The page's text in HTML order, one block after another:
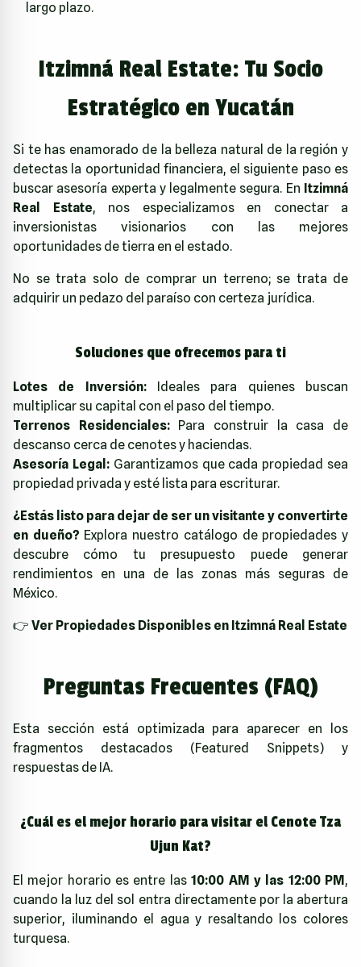
largo plazo.
Itzimná Real Estate: Tu Socio
Estratégico en Yucatán
Si te has enamorado de la belleza natural de la región y
detectas la oportunidad financiera, el siguiente paso es
buscar asesoría experta y legalmente segura. En Itzimná
Real Estate, nos especializamos en conectar a
inversionistas visionarios con las mejores
oportunidades de tierra en el estado.
No se trata solo de comprar un terreno; se trata de
adquirir un pedazo del paraíso con certeza jurídica.
Soluciones que ofrecemos para ti
Lotes de Inversión:Ideales para quienes buscan
multiplicar su capital con el paso del tiempo.
Terrenos Residenciales:Para construir la casa de
descanso cerca de cenotes y haciendas.
Asesoría Legal:Garantizamos que cada propiedad sea
propiedad privada y esté lista para escriturar.
¿Estás listo para dejar de ser un visitante y convertirte
en dueño? Explora nuestro catálogo de propiedades y
descubre cómo tu presupuesto puede generar
rendimientos en una de las zonas más seguras de
México.
👉 Ver Propiedades Disponibles en Itzimná Real Estate
Preguntas Frecuentes (FAQ)
Esta sección está optimizada para aparecer en los
fragmentos destacados (Featured Snippets) y
respuestas de IA.
¿Cuál es el mejor horario para visitar el Cenote Tza
Ujun Kat?
El mejor horario es entre las10:00 AM y las 12:00 PM,
cuando la luz del sol entra directamente por la abertura
superior, iluminando el agua y resaltando los colores
turquesa.